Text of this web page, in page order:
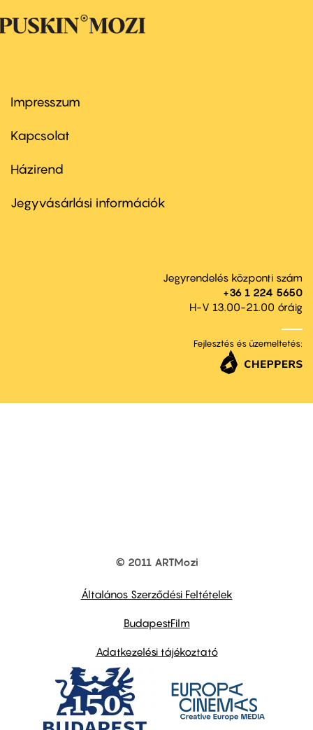
Footer
first
Impresszum
Kapcsolat
Footer
second
Házirend
Jegyvásárlási információk
Jegyrendelés központi szám
+36 1 224 5650
H-V 13.00-21.00 óráig
Fejlesztés és üzemeltetés:
© 2011 ARTMozi
Általános Szerződési Feltételek
BudapestFilm
Adatkezelési tájékoztató